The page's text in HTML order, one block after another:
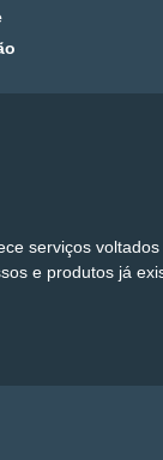
serviços
e produtos já